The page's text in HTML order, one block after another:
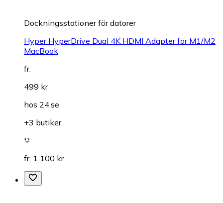
Dockningsstationer för datorer
Hyper HyperDrive Dual 4K HDMI Adapter for M1/M2
MacBook
fr.
499 kr
hos 24.se
+3 butiker
fr. 1 100 kr